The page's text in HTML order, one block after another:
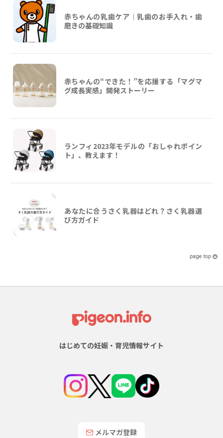
赤ちゃんの乳歯ケア｜乳歯のお手入れ・歯
磨きの基礎知識
赤ちゃんの“できた！”を応援する「マグマ
グ成長実感」開発ストーリー
ランフィ2023年モデルの「おしゃれポイン
ト」、教えます！
あなたに合うさく乳器はどれ？さく乳器選
び方ガイド
はじめての妊娠・育児情報サイト
メルマガ登録